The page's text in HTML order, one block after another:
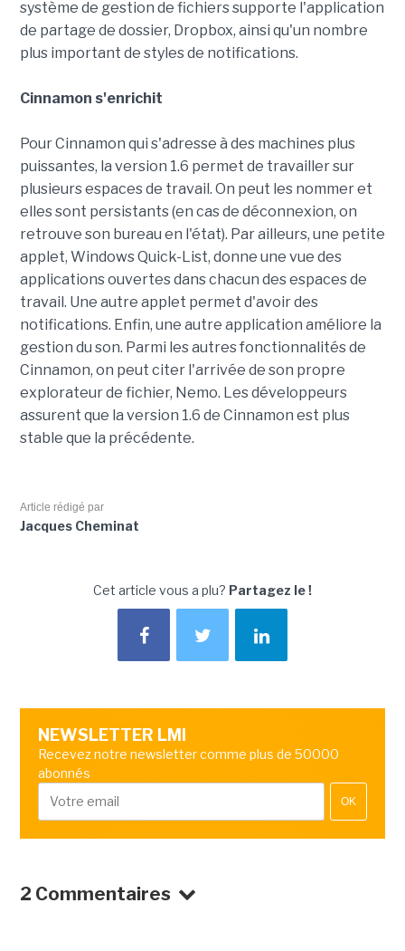
système de gestion de fichiers supporte l'application
de partage de dossier, Dropbox, ainsi qu'un nombre
plus important de styles de notifications.
Cinnamon s'enrichit
Pour Cinnamon qui s'adresse à des machines plus
puissantes, la version 1.6 permet de travailler sur
plusieurs espaces de travail. On peut les nommer et
elles sont persistants (en cas de déconnexion, on
retrouve son bureau en l'état). Par ailleurs, une petite
applet, Windows Quick-List, donne une vue des
applications ouvertes dans chacun des espaces de
travail. Une autre applet permet d'avoir des
notifications. Enfin, une autre application améliore la
gestion du son. Parmi les autres fonctionnalités de
Cinnamon, on peut citer l'arrivée de son propre
explorateur de fichier, Nemo. Les développeurs
assurent que la version 1.6 de Cinnamon est plus
stable que la précédente.
Article rédigé par
Jacques Cheminat
Cet article vous a plu? Partagez le !
NEWSLETTER LMI
Recevez notre newsletter comme plus de 50000
abonnés
OK
2 Commentaires